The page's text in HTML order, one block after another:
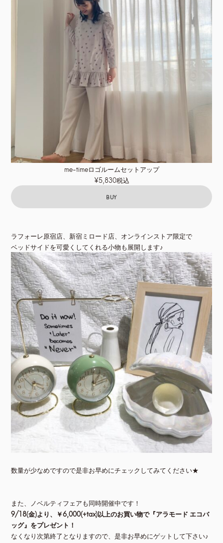
me-timeロゴルームセットアップ
¥5,830税込
BUY
ラフォーレ原宿店、新宿ミロード店、オンラインストア限定で
ベッドサイドを可愛くしてくれる小物も展開します♪
数量が少なめですので是非お早めにチェックしてみてください★
また、ノベルティフェアも同時開催中です！
9/18(金)より、￥6,000(+tax)以上のお買い物で『アラモード エコバ
ッグ』をプレゼント！
なくなり次第終了となりますので、是非お早めにゲットして下さい♪